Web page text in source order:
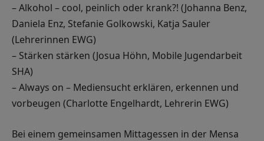
– Alkohol – cool, peinlich oder krank?! (Johanna Benz,
Daniela Enz, Stefanie Golkowski, Katja Sauler
(Lehrerinnen EWG)
– Stärken stärken (Josua Höhn, Mobile Jugendarbeit
SHA)
– Always on – Mediensucht erklären, erkennen und
vorbeugen (Charlotte Engelhardt, Lehrerin EWG)
Bei einem gemeinsamen Mittagessen in der Mensa